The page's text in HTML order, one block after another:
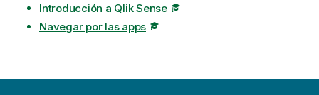
Introducción a Qlik Sense
Navegar por las apps